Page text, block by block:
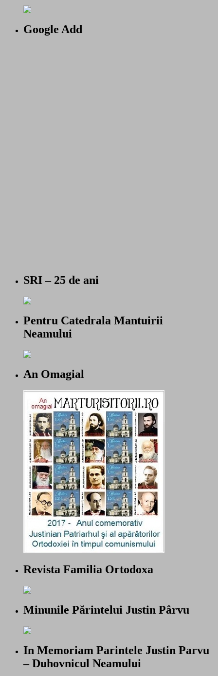
Google Add
SRI – 25 de ani
Pentru Catedrala Mantuirii
Neamului
An Omagial
Revista Familia Ortodoxa
Minunile Părintelui Justin Pârvu
In Memoriam Parintele Justin Parvu
– Duhovnicul Neamului